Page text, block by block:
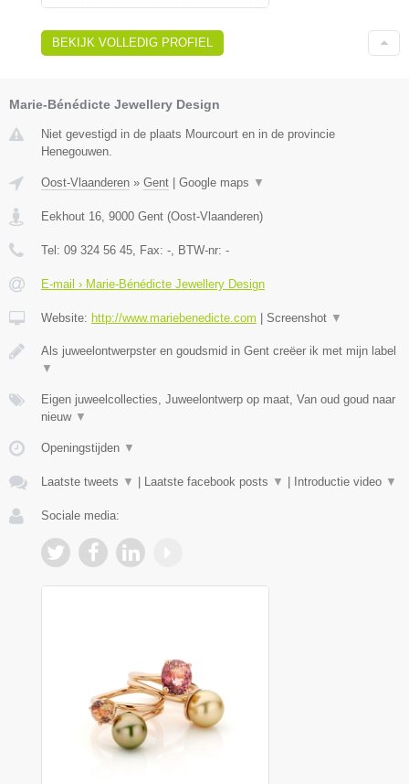
BEKIJK VOLLEDIG PROFIEL
Marie-Bénédicte Jewellery Design
Niet gevestigd in de plaats Mourcourt en in de provincie
Henegouwen.
Oost-Vlaanderen » Gent Google maps ▼
Eekhout 16, 9000 Gent (Oost-Vlaanderen)
Tel: 09 324 56 45, Fax: -, BTW-nr: -
E-mail › Marie-Bénédicte Jewellery Design
Website: http://www.mariebenedicte.com Screenshot ▼
Als juweelontwerpster en goudsmid in Gent creëer ik met mijn label
▼
Eigen juweelcollecties, Juweelontwerp op maat, Van oud goud naar
nieuw ▼
Openingstijden ▼
Laatste tweets ▼ Laatste facebook posts ▼ Introductie video ▼
Sociale media: